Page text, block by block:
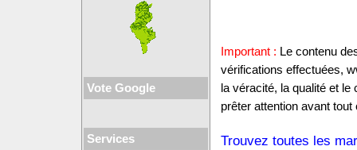
Vote Google
Services
Important : Le contenu
vérifications effectuées,
la véracité, la qualité et
prêter attention avant tout
Trouvez toutes les